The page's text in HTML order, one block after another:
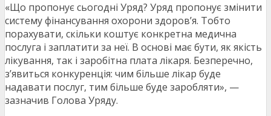
«Що пропонує сьогодні Уряд? Уряд пропонує змінити
систему фінансування охорони здоров’я. Тобто
порахувати, скільки коштує конкретна медична
послуга і заплатити за неї. В основі має бути, як якість
лікування, так і заробітна плата лікаря. Безперечно,
з’явиться конкуренція: чим більше лікар буде
надавати послуг, тим більше буде заробляти», —
зазначив Голова Уряду.